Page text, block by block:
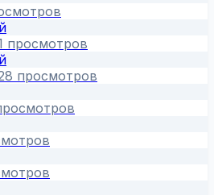
просмотров
просмотров